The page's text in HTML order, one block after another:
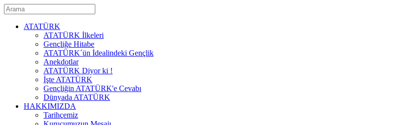
ATATÜRK
ATATÜRK İlkeleri
Gençliğe Hitabe
ATATÜRK´ün İdealindeki Gençlik
Anekdotlar
ATATÜRK Diyor ki !
İşte ATATÜRK
Gençliğin ATATÜRK'e Cevabı
Dünyada ATATÜRK
HAKKIMIZDA
Tarihçemiz